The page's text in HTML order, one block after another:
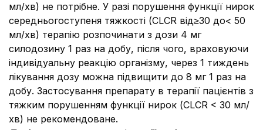
мл/хв) не потрібне. У разі порушення функції нирок
середньогоступеня тяжкості (СLСR від≥30 до< 50
мл/хв) терапію розпочинати з дози 4 мг
силодозину 1 раз на добу, після чого, враховуючи
індивідуальну реакцію організму, через 1 тиждень
лікування дозу можна підвищити до 8 мг 1 раз на
добу. Застосування препарату в терапії пацієнтів з
тяжким порушенням функції нирок (СLCR < 30 мл/
хв) не рекомендоване.